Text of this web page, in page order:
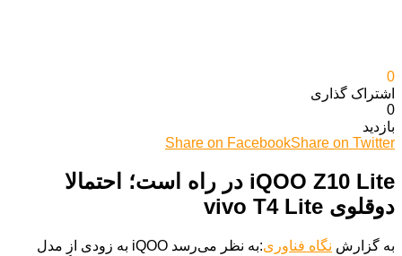
0
اشتراک گذاری‌
0
بازدید
Share on FacebookShare on Twitter
iQOO Z10 Lite در راه است؛ احتمالا
دوقلوی vivo T4 Lite
به گزارش نگاه فناوری
:به نظر می‌رسد iQOO به زودی از مدل